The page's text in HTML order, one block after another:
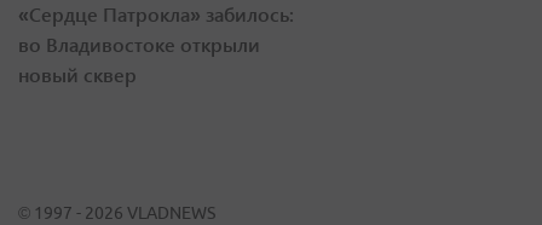
«Сердце Патрокла» забилось:
во Владивостоке открыли
новый сквер
© 1997 - 2026 VLADNEWS